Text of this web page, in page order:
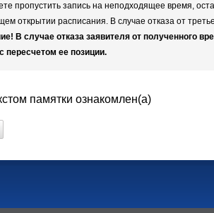
пропустить запись на неподходящее время,
открытии расписания. В случае отказа от
В случае отказа заявителя от полученного
пересчетом ее позиции.
памятки ознакомлен(а)